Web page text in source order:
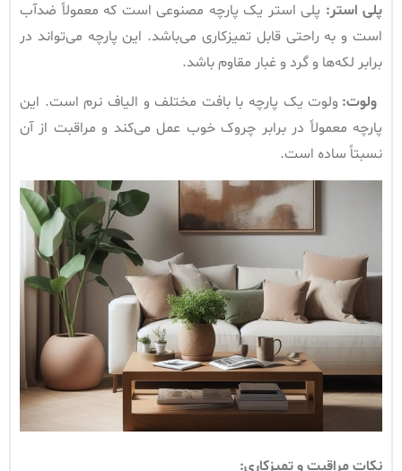
پلی استر: پلی استر یک پارچه مصنوعی است که معمولاً ضدآب
است و به راحتی قابل تمیزکاری می‌باشد. این پارچه می‌تواند در
برابر لکه‌ها و گرد و غبار مقاوم باشد.
ولوت: ولوت یک پارچه با بافت مختلف و الیاف نرم است. این
پارچه معمولاً در برابر چروک خوب عمل می‌کند و مراقبت از آن
نسبتاً ساده است.
نکات مراقبت و تمیزکاری: